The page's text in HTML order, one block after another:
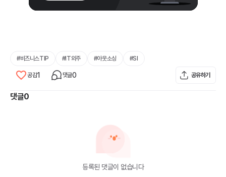
#비즈니스TIP #IT외주 #아웃소싱 #SI
공감1 댓글0 공유하기
댓글0
등록된 댓글이 없습니다